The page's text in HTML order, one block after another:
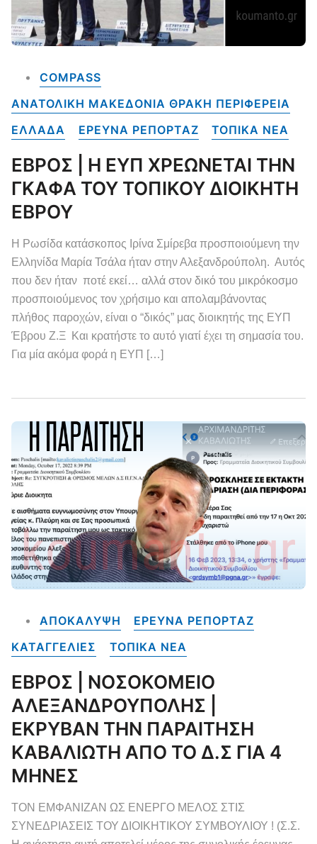
COMPASS
ΑΝΑΤΟΛΙΚΗ ΜΑΚΕΔΟΝΙΑ ΘΡΑΚΗ ΠΕΡΙΦΕΡΕΙΑ
ΕΛΛΑΔΑ
ΕΡΕΥΝΑ ΡΕΠΟΡΤΑΖ ΤΟΠΙΚΑ NEA
ΕΒΡΟΣ | Η ΕΥΠ ΧΡΕΩΝΕΤΑΙ ΤΗΝ
ΓΚΑΦΑ ΤΟΥ ΤΟΠΙΚΟΥ ΔΙΟΙΚΗΤΗ
ΕΒΡΟΥ
Η Ρωσίδα κατάσκοπος Ιρίνα Σμίρεβα προσποιούμενη την
Ελληνίδα Μαρία Τσάλα ήταν στην Αλεξανδρούπολη. Αυτός
που δεν ήταν ποτέ εκεί… αλλά στον δικό του μικρόκοσμο
προσποιούμενος τον χρήσιμο και απολαμβάνοντας
πλήθος παροχών, είναι ο “δικός” μας διοικητής της ΕΥΠ
Έβρου Ζ.Ξ Και κρατήστε το αυτό γιατί έχει τη σημασία του.
Για μία ακόμα φορά η ΕΥΠ […]
ΑΠΟΚΑΛΥΨΗ
ΕΡΕΥΝΑ ΡΕΠΟΡΤΑΖ
ΚΑΤΑΓΓΕΛΙΕΣ
ΤΟΠΙΚΑ NEA
ΕΒΡΟΣ | ΝΟΣΟΚΟΜΕΙΟ
ΑΛΕΞΑΝΔΡΟΥΠΟΛΗΣ |
ΕΚΡΥΒΑΝ ΤΗΝ ΠΑΡΑΙΤΗΣΗ
ΚΑΒΑΛΙΩΤΗ ΑΠΟ ΤΟ Δ.Σ ΓΙΑ 4
ΜΗΝΕΣ
ΤΟΝ ΕΜΦΑΝΙΖΑΝ ΩΣ ΕΝΕΡΓΟ ΜΕΛΟΣ ΣΤΙΣ
ΣΥΝΕΔΡΙΑΣΕΙΣ ΤΟΥ ΔΙΟΙΚΗΤΙΚΟΥ ΣΥΜΒΟΥΛΙΟΥ ! (Σ.Σ.